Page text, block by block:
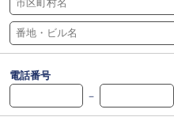
電話番号
－